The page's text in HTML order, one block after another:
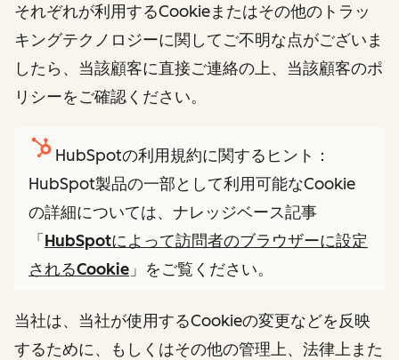
それぞれが利用するCookieまたはその他のトラッ
キングテクノロジーに関してご不明な点がございま
したら、当該顧客に直接ご連絡の上、当該顧客のポ
リシーをご確認ください。
HubSpotの利用規約に関するヒント：
HubSpot製品の一部として利用可能なCookie
の詳細については、ナレッジベース記事
「 HubSpotによって訪問者のブラウザーに設定
されるCookie 」をご覧ください。
当社は、当社が使用するCookieの変更などを反映
するために、もしくはその他の管理上、法律上また